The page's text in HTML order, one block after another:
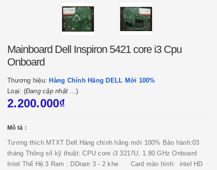
Mainboard Dell Inspiron 5421 core i3 Cpu
Onboard
Thương hiệu: Hàng Chính Hãng DELL Mới 100%
Loại: (Đang cập nhật ...)
2.200.000₫
Mô tả :
Tương thích MTXT Dell.Hàng chính hãng mới 100% Bảo hành:03
tháng Thông số kỹ thuật: CPU core i3 3217U, 1.80 GHz Onboard
Intel Thế Hệ 3 Ram : DDram 3 - 2 khe Card màn hình: intel HD